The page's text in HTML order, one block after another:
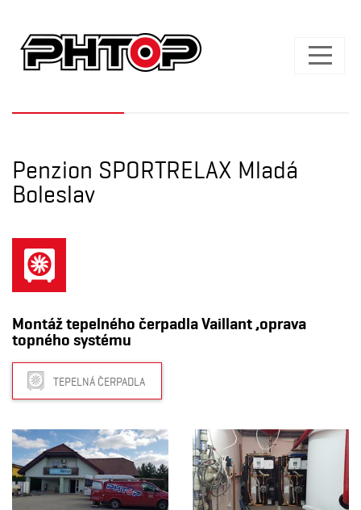
Penzion SPORTRELAX Mladá
Boleslav
Montáž tepelného čerpadla Vaillant ,oprava
topného systému
TEPELNÁ ČERPADLA